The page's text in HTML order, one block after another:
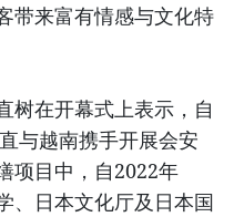
带来富有情感与文化特
树在开幕式上表示，自
与越南携手开展会安
项目中，自2022年
、日本文化厅及日本国